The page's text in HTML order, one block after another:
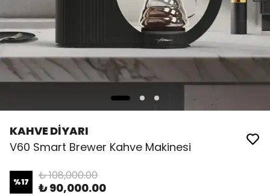
KAHVE DİYARI
V60 Smart Brewer Kahve Makinesi
%17 ₺ 108,000.00
₺ 90,000.00